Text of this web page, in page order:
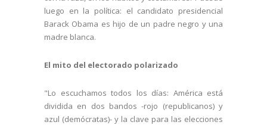
luego en la política: el candidato presidencial
Barack Obama es hijo de un padre negro y una
madre blanca.
El mito del electorado polarizado
"Lo escuchamos todos los días: América está
dividida en dos bandos -rojo (republicanos) y
azul (demócratas)- y la clave para las elecciones